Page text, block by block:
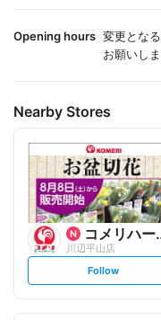
Opening hours 変更とな
お願いしま
Nearby Stores
コメリハード&グリーン
川辺平山店
s
Follow